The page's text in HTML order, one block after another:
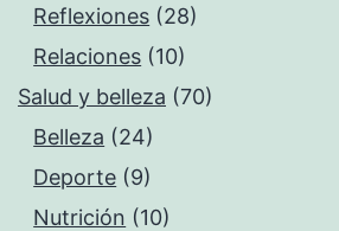
Reflexiones (28)
Relaciones (10)
Salud y belleza (70)
Belleza (24)
Deporte (9)
Nutrición (10)